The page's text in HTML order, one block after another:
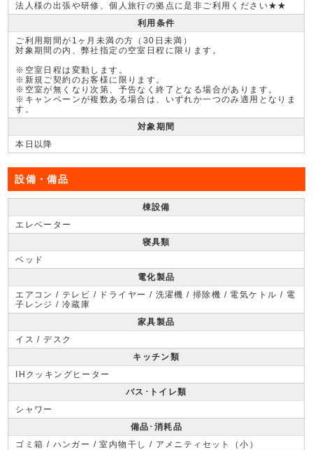
法人様の出張や研修、個人旅行の拠点に是非ご利用ください★★
利用条件
ご利用期間が1ヶ月未満の方（30日未満）
対象期間の内、弊社指定の空室日程に限ります。
※空室日程は変動します。
※新規ご契約のお客様に限ります。
※空室が無くなり次第、予告なく終了となる場合があります。
※キャンペーンが複数ある場合は、いずれか一つのみ適用となりま
す。
対象期間
本日以降
設備・備品
棟設備
エレベーター
寝具類
ベッド
電化製品
エアコン / テレビ / ドライヤー / 洗濯機 / 掃除機 / 電気ケトル / 電
子レンジ / 冷蔵庫
家具製品
イス / デスク
キッチン類
IHクッキングヒーター
バス･トイレ類
シャワー
備品･消耗品
ゴミ箱 / ハンガー / 室内物干し / アメニティセット（小）